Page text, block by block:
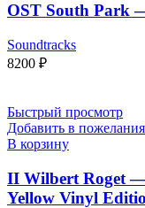
OST South Park
Soundtracks
8200 ₽
Быстрый просмотр
Добавить в пожелания
В корзину
II Wilbert Roget —
Yellow Vinyl